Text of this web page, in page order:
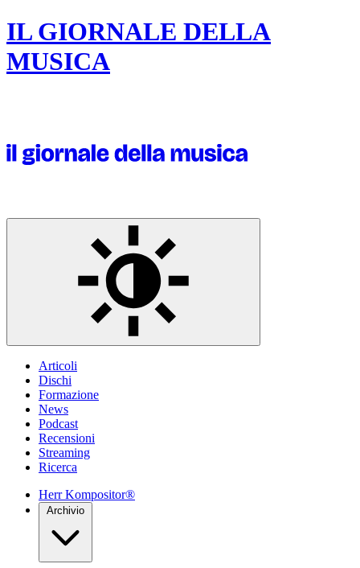
IL GIORNALE DELLA
MUSICA
Articoli
Dischi
Formazione
News
Podcast
Recensioni
Streaming
Ricerca
Herr Kompositor®
Archivio